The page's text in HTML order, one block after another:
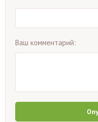
Ваш комментарий: